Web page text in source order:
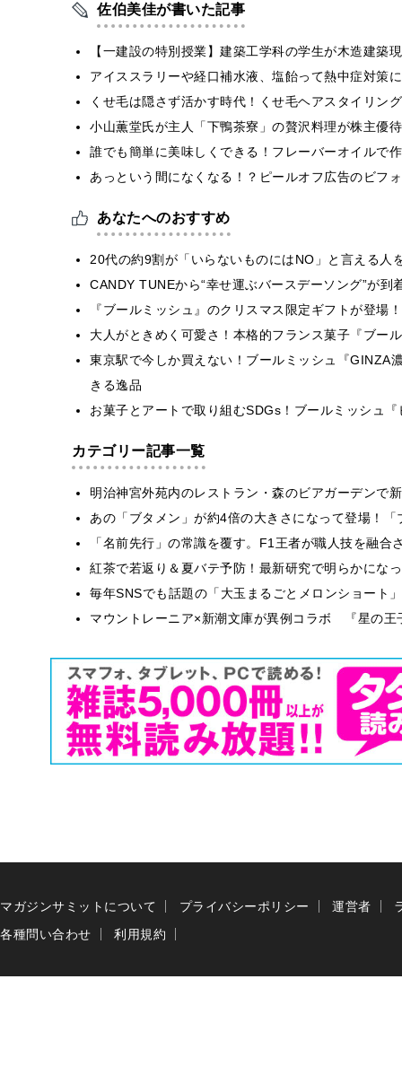
佐伯美佳が書いた記事
【一建設の特別授業】建築工学科の学生が木造建
アイススラリーや経口補水液、塩飴って熱中症対策
くせ毛は隠さず活かす時代！くせ毛ヘアスタイリン
小山薫堂氏が主人「下鴨茶寮」の贅沢料理が株主優
誰でも簡単に美味しくできる！フレーバーオイルで
あっという間になくなる！？ピールオフ広告のビフ
あなたへのおすすめ
20代の約9割が「いらないものにはNO」と言える
CANDY TUNEから“幸せ運ぶバースデーソング”が到
『ブールミッシュ』のクリスマス限定ギフトが登場
大人がときめく可愛さ！本格的フランス菓子『ブー
東京駅で今しか買えない！ブールミッシュ『GINZA
きる逸品
お菓子とアートで取り組むSDGs！ブールミッシュ
カテゴリー記事一覧
明治神宮外苑内のレストラン・森のビアガーデンで
あの「ブタメン」が約4倍の大きさになって登場！
「名前先行」の常識を覆す。F1王者が職人技を融
紅茶で若返り＆夏バテ予防！最新研究で明らかにな
毎年SNSでも話題の「大玉まるごとメロンショート
マウントレーニア×新潮文庫が異例コラボ 『星の
マガジンサミットについて プライバシーポリシー 運営者
各種問い合わせ
利用規約